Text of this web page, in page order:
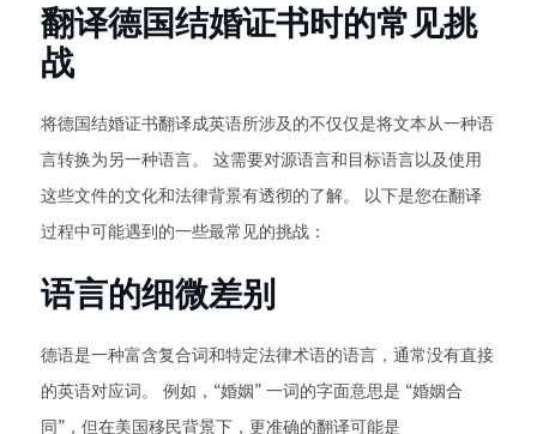
翻译德国结婚证书时的常见挑
战
将德国结婚证书翻译成英语所涉及的不仅仅是将文本从一种语
言转换为另一种语言。 这需要对源语言和目标语言以及使用
这些文件的文化和法律背景有透彻的了解。 以下是您在翻译
过程中可能遇到的一些最常见的挑战：
语言的细微差别
德语是一种富含复合词和特定法律术语的语言，通常没有直接
的英语对应词。 例如，“婚姻” 一词的字面意思是 “婚姻合
同”，但在美国移民背景下，更准确的翻译可能是